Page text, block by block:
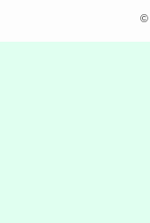
©